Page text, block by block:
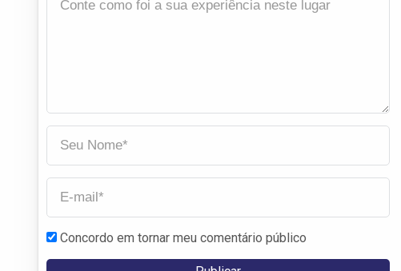
Concordo em tornar meu comentário público